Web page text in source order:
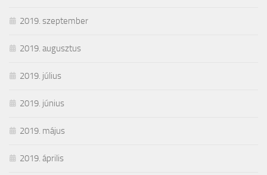
2019. szeptember
2019. augusztus
2019. július
2019. június
2019. május
2019. április